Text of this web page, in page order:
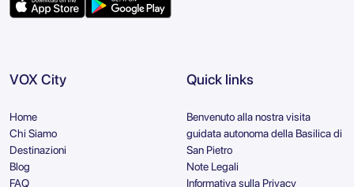
VOX City
Home
Chi Siamo
Destinazioni
Blog
FAQ
Quick links
Benvenuto alla nostra visita
guidata autonoma della Basilica di
San Pietro
Note Legali
Informativa sulla Privacy